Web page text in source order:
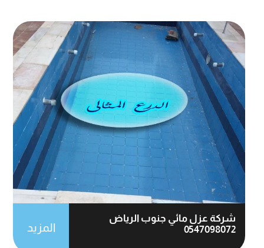
شركة عزل مائي جنوب الرياض
0547098072
المزيد